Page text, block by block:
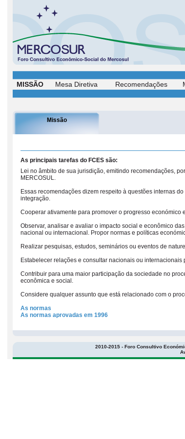
MISSÃO Mesa Diretiva Recomendações
Missão
As principais tarefas do FCES são:
Lei no âmbito de sua jurisdição, emitindo recomendações,
MERCOSUL.
Essas recomendações dizem respeito à questões internas
integração.
Cooperar ativamente para promover o progresso económico
Observar, analisar e avaliar o impacto social e econômico
nacional ou internacional. Propor normas e políticas
Realizar pesquisas, estudos, seminários ou eventos de
Estabelecer relações e consultar nacionais ou
Contribuir para uma maior participação da sociedade no
econômica e social.
Considere qualquer assunto que está relacionado com o
As normas
As normas aprovadas em 1996
2010-2015 - Foro Consultivo